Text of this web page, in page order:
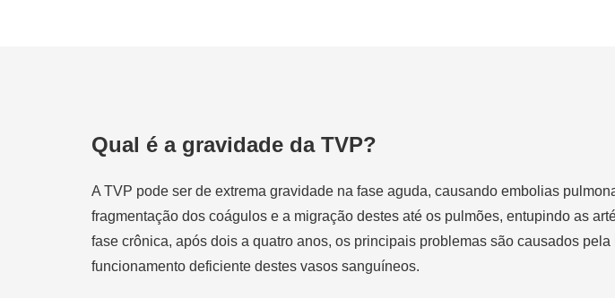
Qual é a gravidade da TVP?
A TVP pode ser de extrema gravidade na fase aguda, causando embolias
fragmentação dos coágulos e a migração destes até os pulmões, entupindo as
fase crônica, após dois a quatro anos, os principais problemas são causados
funcionamento deficiente destes vasos sanguíneos.